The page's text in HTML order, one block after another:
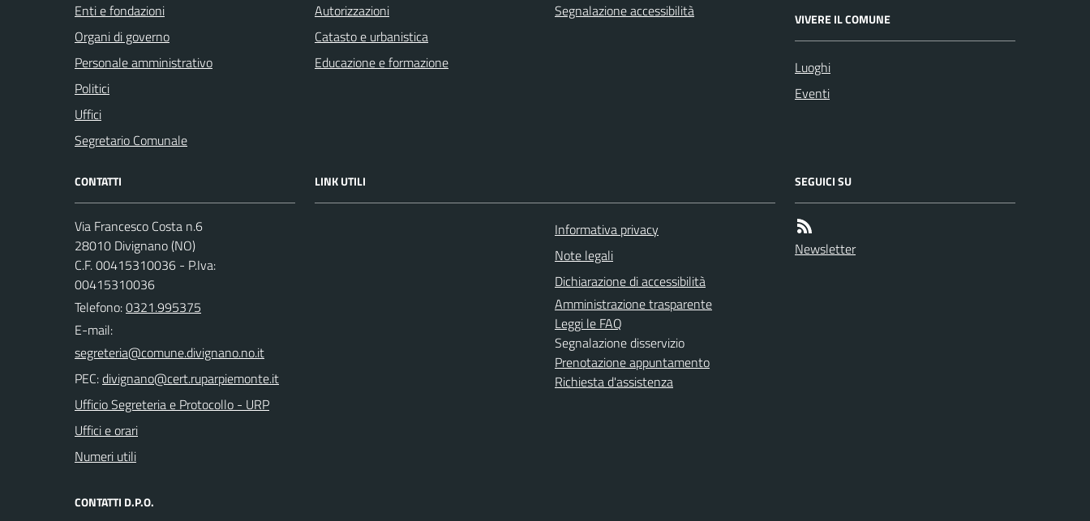
Enti e fondazioni
Organi di governo
Personale amministrativo
Politici
Uffici
Segretario Comunale
Autorizzazioni
Catasto e urbanistica
Educazione e formazione
Segnalazione accessibilità
VIVERE IL COMUNE
Luoghi
Eventi
CONTATTI
Via Francesco Costa n.6
28010 Divignano (NO)
C.F. 00415310036 - P.Iva:
00415310036
Telefono:0321.995375
E-mail:
PEC:
Ufficio Segreteria e Protocollo - URP
Uffici e orari
Numeri utili
CONTATTI D.P.O.
LINK UTILI
Informativa privacy
Note legali
Dichiarazione di accessibilità
Amministrazione trasparente
Leggi le FAQ
Segnalazione disservizio
Prenotazione appuntamento
Richiesta d'assistenza
SEGUICI SU
Newsletter